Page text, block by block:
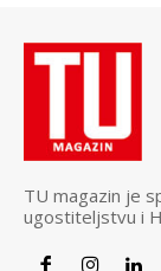
TU magazin je
ugostiteljstvu i